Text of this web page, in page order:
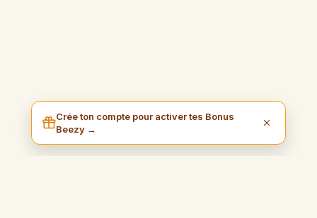
Crée ton compte pour activer tes Bonus
Beezy →